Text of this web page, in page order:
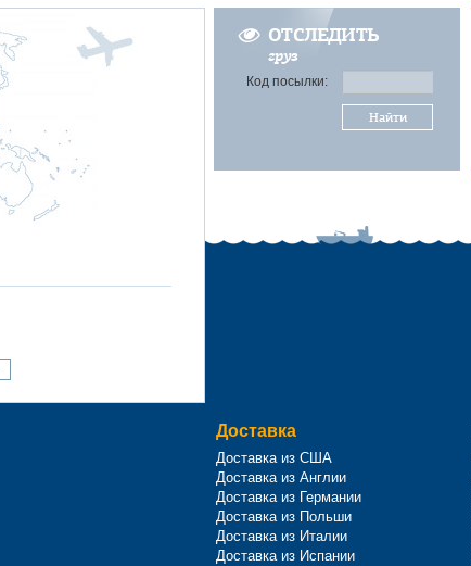
ОТСЛЕДИТЬ
груз
Код посылки:
Найти
Доставка
Доставка из США
Доставка из Англии
Доставка из Германии
Доставка из Польши
Доставка из Италии
Доставка из Испании